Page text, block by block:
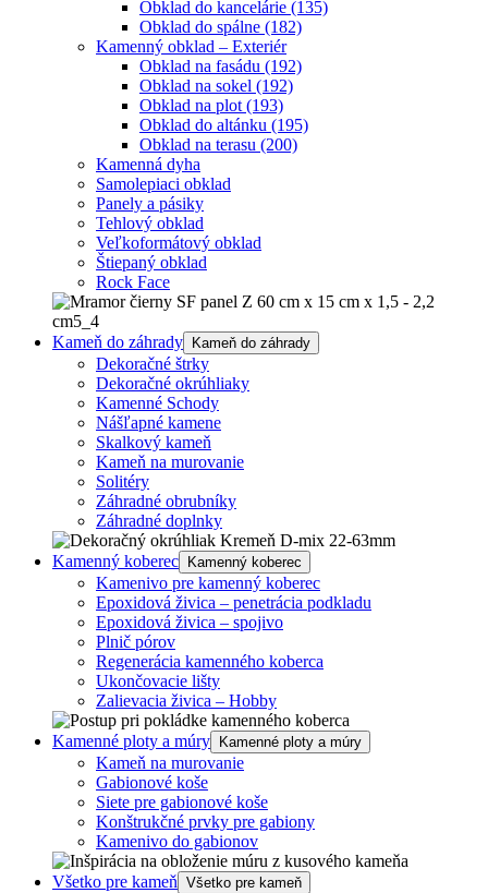
Obklad do kancelárie (135)
Obklad do spálne (182)
Kamenný obklad – Exteriér
Obklad na fasádu (192)
Obklad na sokel (192)
Obklad na plot (193)
Obklad do altánku (195)
Obklad na terasu (200)
Kamenná dyha
Samolepiaci obklad
Panely a pásiky
Tehlový obklad
Veľkoformátový obklad
Štiepaný obklad
Rock Face
Kameň do záhrady Kameň do záhrady
Dekoračné štrky
Dekoračné okrúhliaky
Kamenné Schody
Nášľapné kamene
Skalkový kameň
Kameň na murovanie
Solitéry
Záhradné obrubníky
Záhradné doplnky
Kamenný koberec Kamenný koberec
Kamenivo pre kamenný koberec
Epoxidová živica – penetrácia podkladu
Epoxidová živica – spojivo
Plnič pórov
Regenerácia kamenného koberca
Ukončovacie lišty
Zalievacia živica – Hobby
Kamenné ploty a múry Kamenné ploty a múry
Kameň na murovanie
Gabionové koše
Siete pre gabionové koše
Konštrukčné prvky pre gabiony
Kamenivo do gabionov
Všetko pre kameň Všetko pre kameň